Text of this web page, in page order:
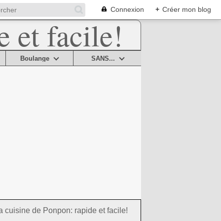
Connexion + Créer mon blog
Boulange SANS...